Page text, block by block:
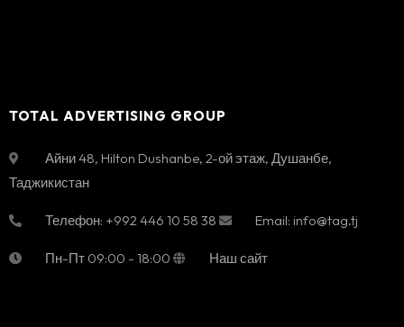
TOTAL ADVERTISING GROUP
Айни 48, Hilton Dushanbe, 2-ой этаж, Душанбе,
Таджикистан
Телефон: +992 446 10 58 38 Email: info@tag.tj
Пн-Пт 09:00 - 18:00 Наш сайт